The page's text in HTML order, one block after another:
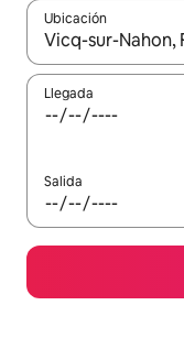
Ubicación
Cuando los
Llegada
Salida